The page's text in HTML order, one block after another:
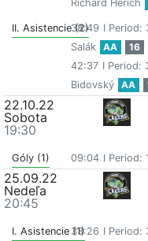
Richard Herich
II. Asistencie (2)
38:49 I Period:
Salák
AA 16
42:37 I Period:
Bidovský
AA
22.10.22
Sobota
19:30
Góly (1) 09:04 I Period:
25.09.22
Nedeľa
20:45
I. Asistencie (1)33:26 I Period: